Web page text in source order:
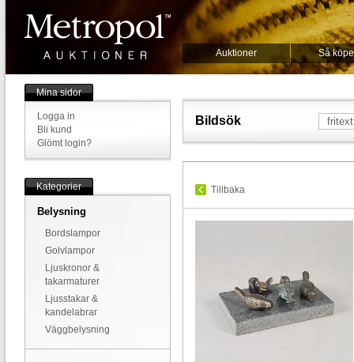
Auktioner Så
Mina sidor
Logga in
Bli kund
Glömt login?
Kategorier
Belysning
Bordslampor
Golvlampor
Ljuskronor &
takarmaturer
Ljusstakar &
kandelabrar
Väggbelysning
Bildsök
Tillbaka